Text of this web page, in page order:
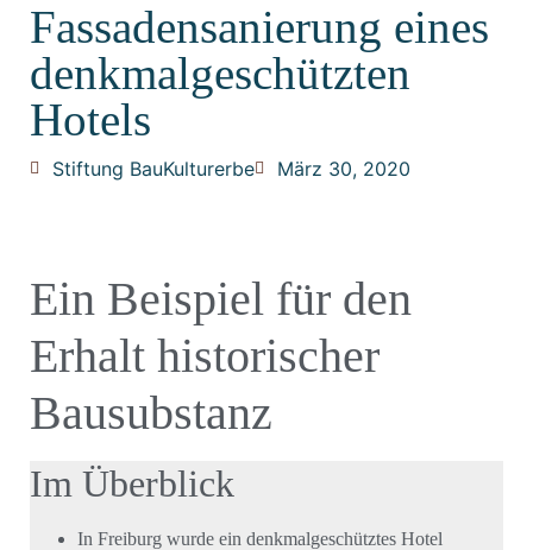
Fassadensanierung eines
denkmalgeschützten
Hotels
Stiftung BauKulturerbe März 30, 2020
Ein Beispiel für den
Erhalt historischer
Bausubstanz
Im Überblick
In Freiburg wurde ein denkmalgeschütztes Hotel